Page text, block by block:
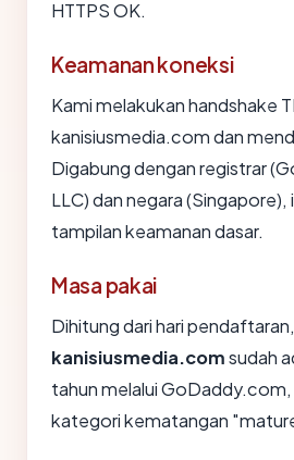
HTTPS OK.
Keamanan koneksi
Kami melakukan handshake
kanisiusmedia.com dan
Digabung dengan registrar
LLC) dan negara (Singapore),
tampilan keamanan dasar.
Masa pakai
Dihitung dari hari pendaftaran,
kanisiusmedia.comsudah
tahun melalui
kategori kematangan